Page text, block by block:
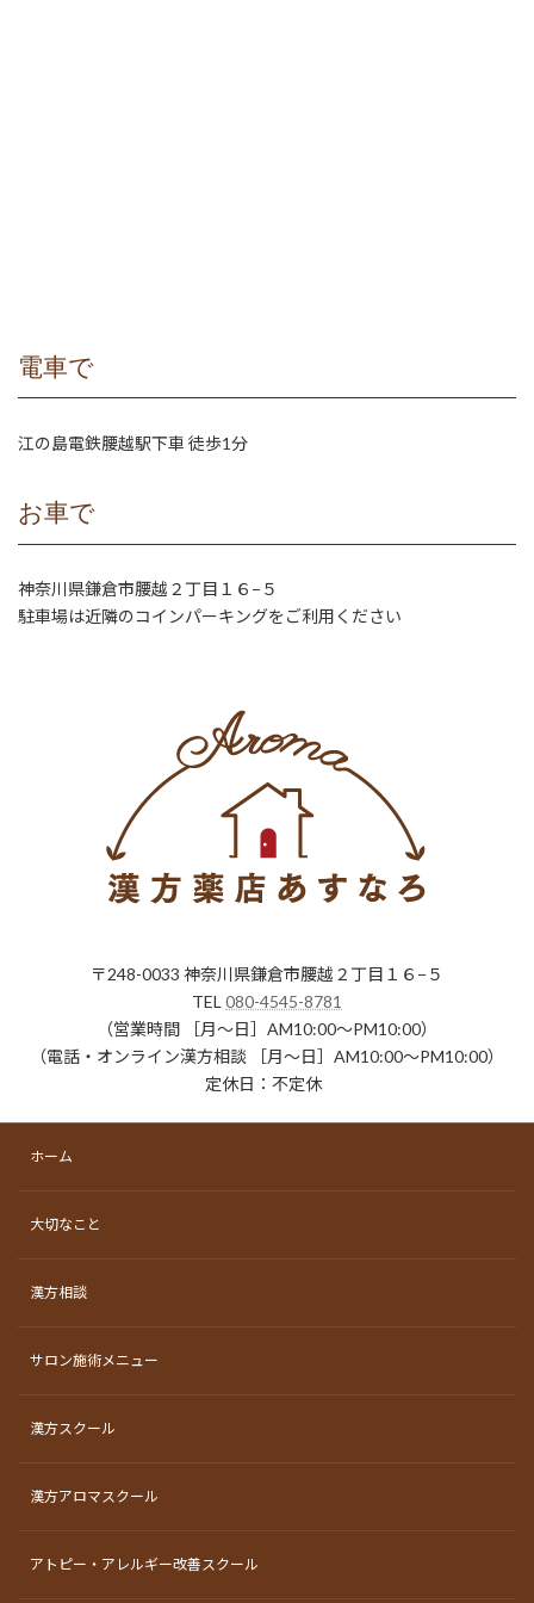
電車で
江の島電鉄腰越駅下車 徒歩1分
お車で
神奈川県鎌倉市腰越２丁目１６−５
駐車場は近隣のコインパーキングをご利用ください
〒248-0033 神奈川県鎌倉市腰越２丁目１６−５
TEL 080-4545-8781
（営業時間 ［月〜日］AM10:00～PM10:00）
（電話・オンライン漢方相談 ［月〜日］AM10:00～PM10:00）
定休日：不定休
ホーム
大切なこと
漢方相談
サロン施術メニュー
漢方スクール
漢方アロマスクール
アトピー・アレルギー改善スクール